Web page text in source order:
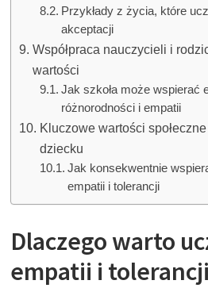
Przykłady z życia, które
akceptacji
Współpraca nauczycieli i
wartości
Jak szkoła może wspierać
różnorodności i empatii
Kluczowe wartości
dziecku
Jak konsekwentnie
empatii i tolerancji
Dlaczego warto
empatii i tolerancji